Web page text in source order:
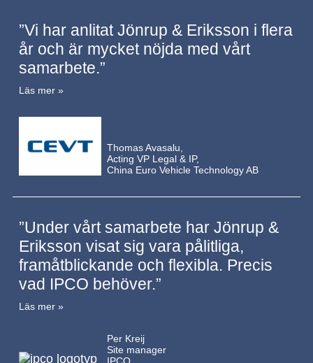
”Vi har anlitat Jönrup & Eriksson i flera
år och är mycket nöjda med vårt
samarbete.”
Läs mer »
Thomas Avasalu,
Acting VP Legal & IP,
China Euro Vehicle Technology AB
”Under vårt samarbete har Jönrup &
Eriksson visat sig vara pålitliga,
framåtblickande och flexibla. Precis
vad IPCO behöver.”
Läs mer »
Per Kreij
Site manager